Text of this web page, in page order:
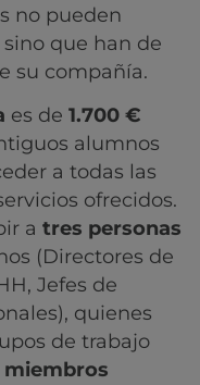
no pueden
que han de
su compañía.
es de 1.700 €
alumnos
a todas las
ofrecidos.
a tres personas
(Directores de
Jefes de
quienes
de trabajo
miembros